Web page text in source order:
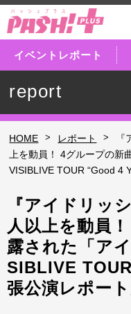
イベントレポート
report
HOME > レポート >
上を動員！ 4グループの新
VISIBLIVE TOUR “Good 4
『アイドリッ
人以上を動員
露された「ア
SIBLIVE
張公演レポー